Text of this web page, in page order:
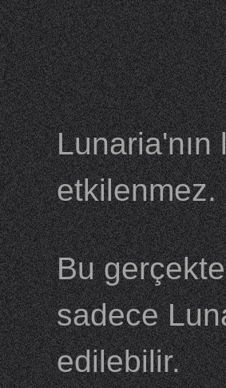
Lunaria'nın
etkilenmez.
Bu
sadece
edilebilir.